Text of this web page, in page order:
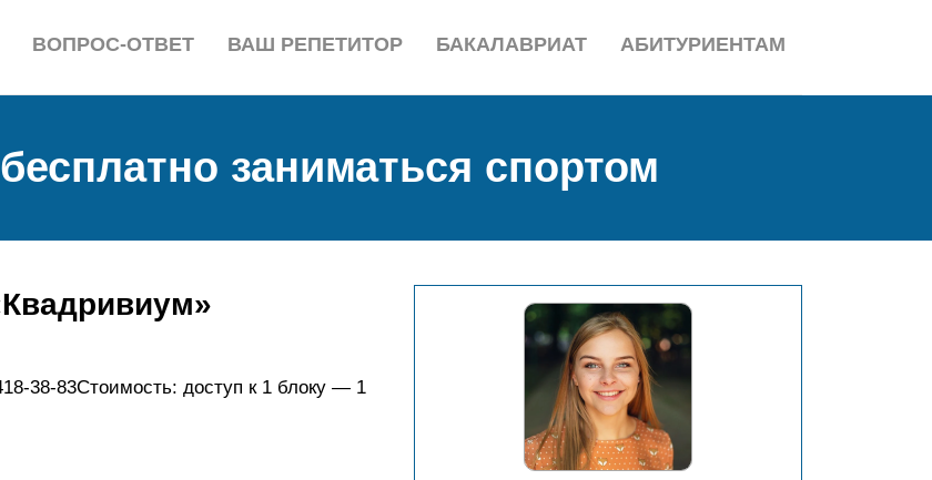
АБИТУРИЕНТАМ
БАКАЛАВРИАТ
ВАШ РЕПЕТИТОР
ВОПРОС-ОТВЕТ
заниматься спортом
38-83Стоимость: доступ к 1 блоку — 1